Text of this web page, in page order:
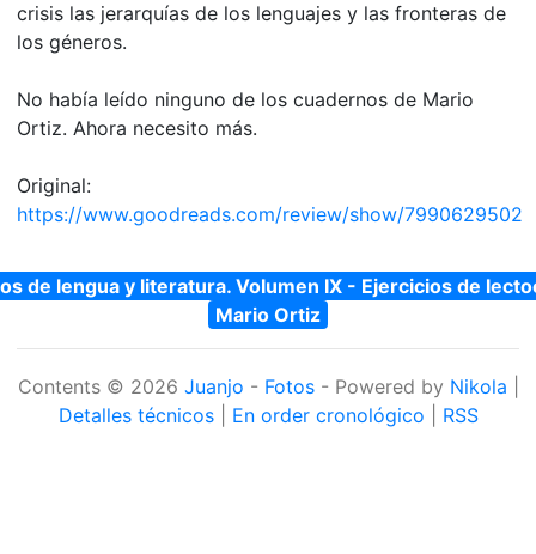
crisis las jerarquías de los lenguajes y las fronteras de
los géneros.
No había leído ninguno de los cuadernos de Mario
Ortiz. Ahora necesito más.
Original:
https://www.goodreads.com/review/show/7990629502
de lengua y literatura. Volumen IX - Ejercicios de
Mario Ortiz
Contents © 2026 Juanjo - Fotos- Powered by Nikola
Detalles técnicos| En order cronológico RSS